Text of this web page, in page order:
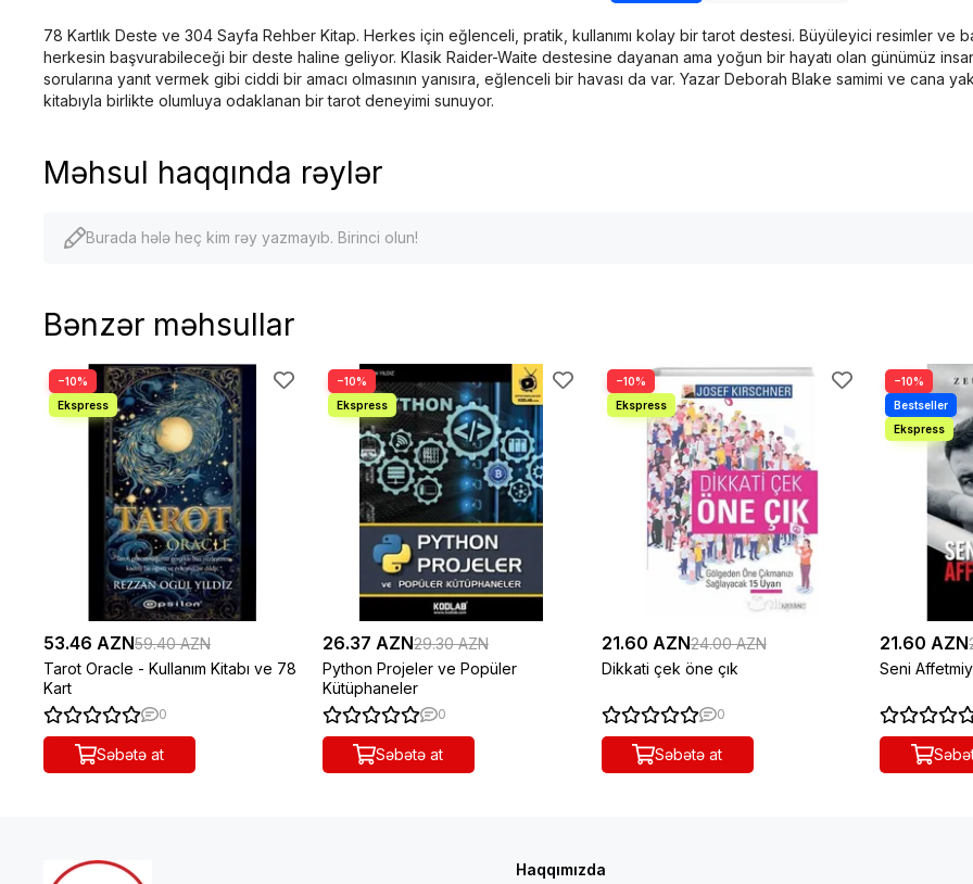
78 Kartlık Deste ve 304 Sayfa Rehber Kitap. Herkes için eğlenceli, pratik, kullanımı kolay bir tarot destesi. Büyüleyici resimler ve
herkesin başvurabileceği bir deste haline geliyor. Klasik Raider-Waite destesine dayanan ama yoğun bir hayatı olan günümüz
sorularına yanıt vermek gibi ciddi bir amacı olmasının yanısıra, eğlenceli bir havası da var. Yazar Deborah Blake samimi ve cana
kitabıyla birlikte olumluya odaklanan bir tarot deneyimi sunuyor.
Məhsul haqqında rəylər
Burada hələ heç kim rəy yazmayıb. Birinci olun!
Bənzər məhsullar
−10%
53.46 AZN59.40 AZN
Tarot Oracle - Kullanım Kitabı ve 78
Kart
0
Səbətə at
−10%
26.37 AZN29.30 AZN
Python Projeler ve Popüler
Kütüphaneler
0
Səbətə at
−10%
21.60 AZN24.00 AZN
Dikkati çek öne çık
0
Səbətə at
−10%
21.60 AZN
Seni
Haqqımızda